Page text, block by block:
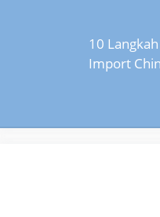
10
Import